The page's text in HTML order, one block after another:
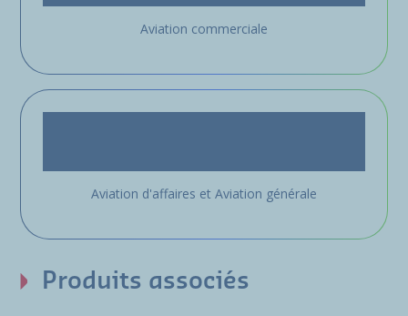
Aviation commerciale
Aviation d'affaires et Aviation générale
Produits associés